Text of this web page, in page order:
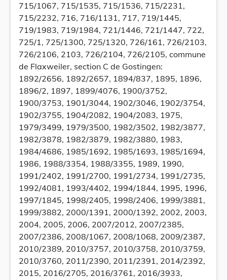
715/1067, 715/1535, 715/1536, 715/2231,
715/2232, 716, 716/1131, 717, 719/1445,
719/1983, 719/1984, 721/1446, 721/1447, 722,
725/1, 725/1300, 725/1320, 726/161, 726/2103,
726/2106, 2103, 726/2104, 726/2105, commune
de Flaxweiler, section C de Gostingen:
1892/2656, 1892/2657, 1894/837, 1895, 1896,
1896/2, 1897, 1899/4076, 1900/3752,
1900/3753, 1901/3044, 1902/3046, 1902/3754,
1902/3755, 1904/2082, 1904/2083, 1975,
1979/3499, 1979/3500, 1982/3502, 1982/3877,
1982/3878, 1982/3879, 1982/3880, 1983,
1984/4686, 1985/1692, 1985/1693, 1985/1694,
1986, 1988/3354, 1988/3355, 1989, 1990,
1991/2402, 1991/2700, 1991/2734, 1991/2735,
1992/4081, 1993/4402, 1994/1844, 1995, 1996,
1997/1845, 1998/2405, 1998/2406, 1999/3881,
1999/3882, 2000/1391, 2000/1392, 2002, 2003,
2004, 2005, 2006, 2007/2012, 2007/2385,
2007/2386, 2008/1067, 2008/1068, 2009/2387,
2010/2389, 2010/3757, 2010/3758, 2010/3759,
2010/3760, 2011/2390, 2011/2391, 2014/2392,
2015, 2016/2705, 2016/3761, 2016/3933,